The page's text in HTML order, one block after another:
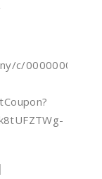
c/0000000100/